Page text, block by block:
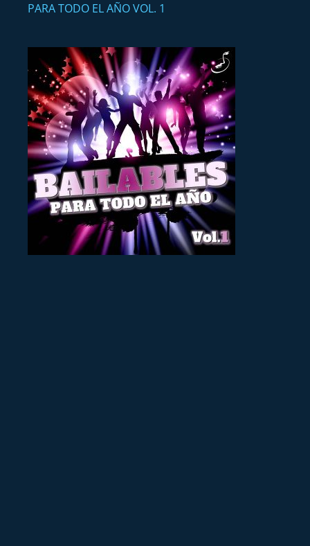
PARA TODO EL AÑO VOL. 1